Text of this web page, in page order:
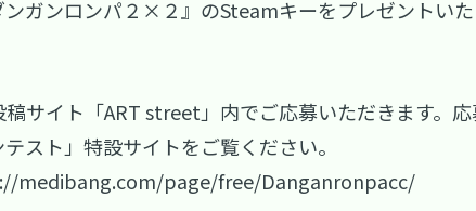
ンガンロンパ２×２』のSteamキーをプレゼントいた
サイト「ART street」内でご応募いただきます。
スト」特設サイトをご覧ください。
medibang.com/page/free/Danganronpacc/